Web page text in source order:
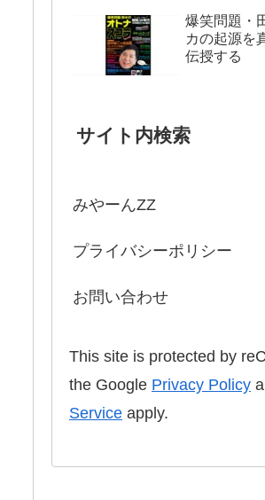
爆笑問題・
カの起源を
伝授する
サイト内検索
みやーんZZ
プライバシーポリシー
お問い合わせ
This site is protected by
the Google Privacy Policy
Service apply.